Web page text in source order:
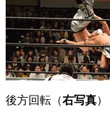
後方回転（右写真）